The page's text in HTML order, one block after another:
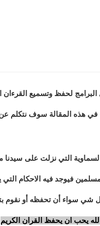
لحفظ وتسميع القرءان
في هذه المقالة سوف نتكلم
السماوية التي نزلت على
فيوجد فيه الاحكام
شي سواء أن تحفظه أو نقوم
يحب ان يحفظ القران الكريم